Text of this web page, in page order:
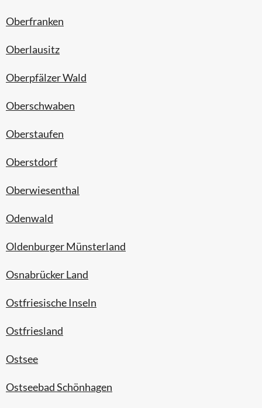
Oberfranken
Oberlausitz
Oberpfälzer Wald
Oberschwaben
Oberstaufen
Oberstdorf
Oberwiesenthal
Odenwald
Oldenburger Münsterland
Osnabrücker Land
Ostfriesische Inseln
Ostfriesland
Ostsee
Ostseebad Schönhagen